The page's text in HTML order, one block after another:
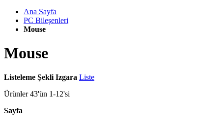
Ana Sayfa
PC Bileşenleri
Mouse
Mouse
Listeleme Şekli Izgara Liste
Ürünler43'ün 1-12'si
Sayfa